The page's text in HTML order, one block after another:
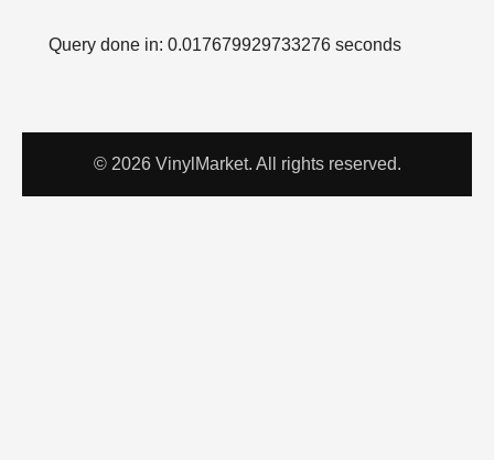
Query done in: 0.017679929733276 seconds
© 2026 VinylMarket. All rights reserved.